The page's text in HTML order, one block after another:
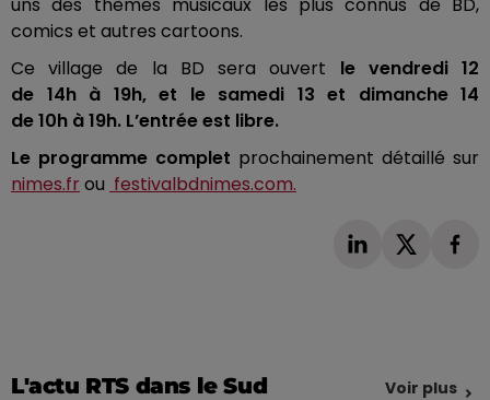
uns des thèmes musicaux les plus connus de BD,
comics et autres cartoons.
Ce village de la BD sera ouvert le vendredi 12
de 14hà 19h, et le samedi 13 et dimanche 14
de10h à19h. L’entrée est libre.
Le programme complet prochainement détaillé sur
nimes.fr ou festivalbdnimes.com.
L'actu RTS dans le Sud Voir plus